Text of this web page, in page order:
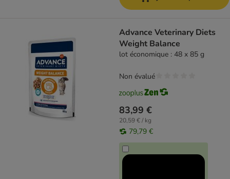
Advance Veterinary Diets
Weight Balance
lot économique : 48 x 85 g
83,99 €
20,59 € / kg
79,79 €
Non évalué